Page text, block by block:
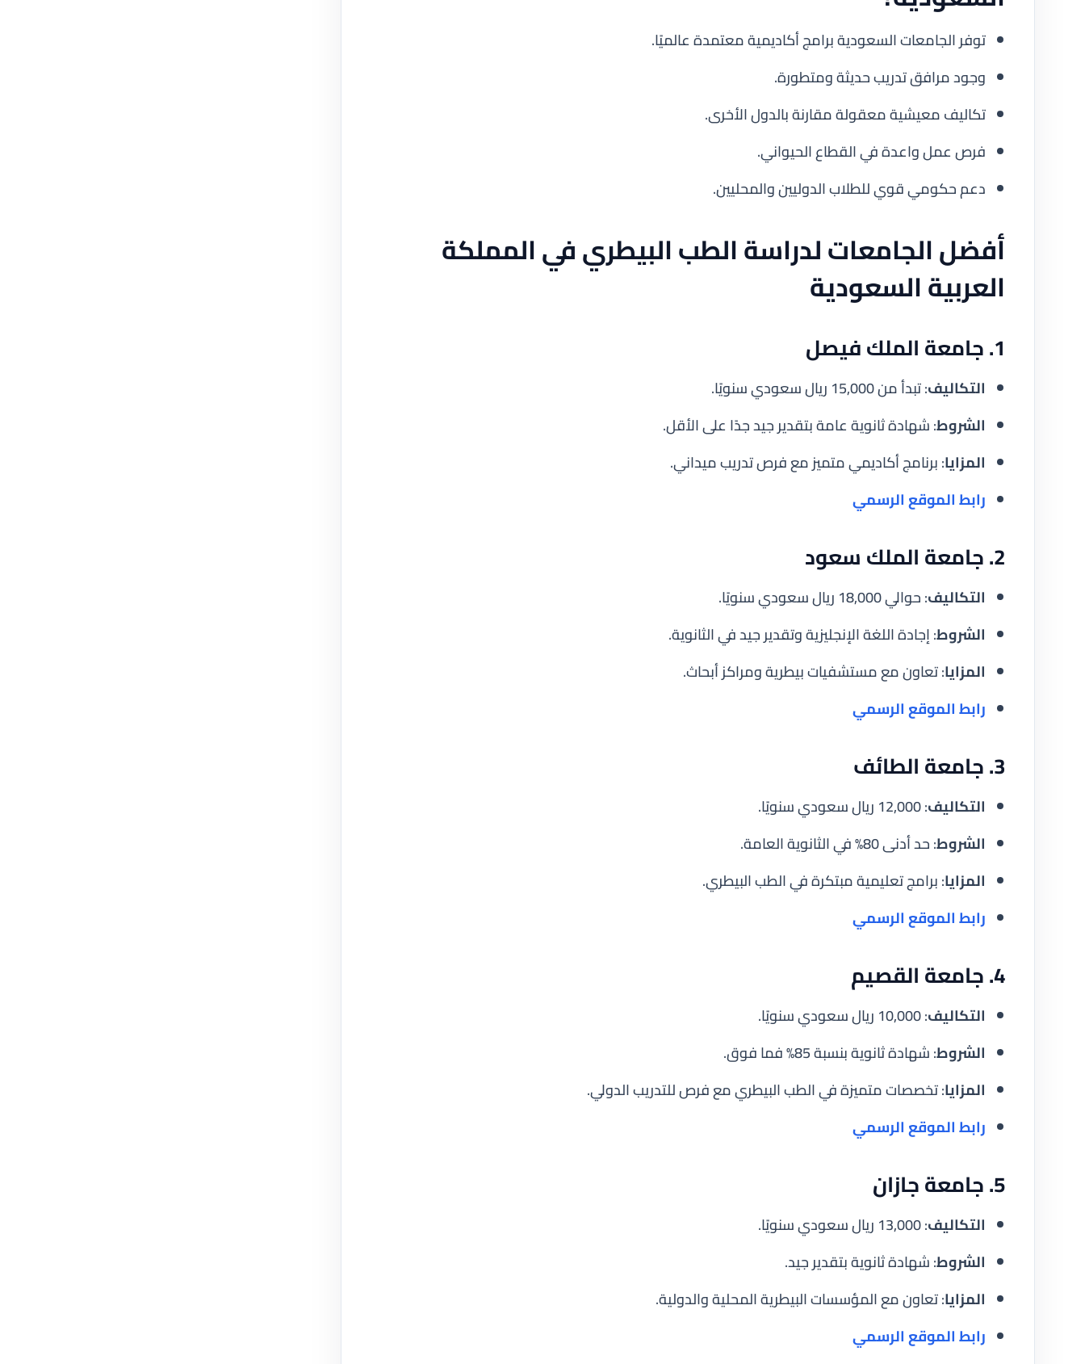
توفر الجامعات السعودية برامج أكاديمية معتمدة عالميًا.
وجود مرافق تدريب حديثة ومتطورة.
تكاليف معيشية معقولة مقارنة بالدول الأخرى.
فرص عمل واعدة في القطاع الحيواني.
دعم حكومي قوي للطلاب الدوليين والمحليين.
أفضل الجامعات لدراسة الطب البيطري في المملكة
العربية السعودية
1. جامعة الملك فيصل
التكاليف: تبدأ من 15,000 ريال سعودي سنويًا.
الشروط: شهادة ثانوية عامة بتقدير جيد جدًا على الأقل.
المزايا: برنامج أكاديمي متميز مع فرص تدريب ميداني.
رابط الموقع الرسمي
2. جامعة الملك سعود
التكاليف: حوالي 18,000 ريال سعودي سنويًا.
الشروط: إجادة اللغة الإنجليزية وتقدير جيد في الثانوية.
المزايا: تعاون مع مستشفيات بيطرية ومراكز أبحاث.
رابط الموقع الرسمي
3. جامعة الطائف
التكاليف: 12,000 ريال سعودي سنويًا.
الشروط: حد أدنى 80% في الثانوية العامة.
المزايا: برامج تعليمية مبتكرة في الطب البيطري.
رابط الموقع الرسمي
4. جامعة القصيم
التكاليف: 10,000 ريال سعودي سنويًا.
الشروط: شهادة ثانوية بنسبة 85% فما فوق.
المزايا: تخصصات متميزة في الطب البيطري مع فرص للتدريب الدولي.
رابط الموقع الرسمي
5. جامعة جازان
التكاليف: 13,000 ريال سعودي سنويًا.
الشروط: شهادة ثانوية بتقدير جيد.
المزايا: تعاون مع المؤسسات البيطرية المحلية والدولية.
رابط الموقع الرسمي